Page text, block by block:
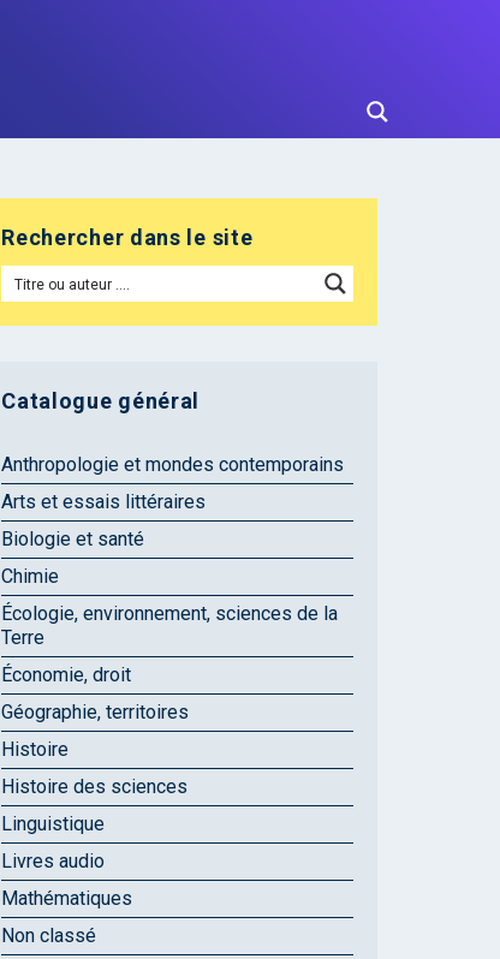
Rechercher dans le site
Catalogue général
Anthropologie et mondes contemporains
Arts et essais littéraires
Biologie et santé
Chimie
Écologie, environnement, sciences de la
Terre
Économie, droit
Géographie, territoires
Histoire
Histoire des sciences
Linguistique
Livres audio
Mathématiques
Non classé